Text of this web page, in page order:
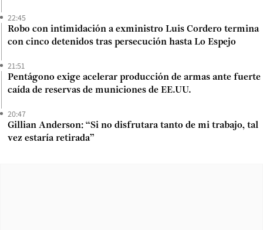
22:45
Robo con intimidación a exministro Luis Cordero termina
con cinco detenidos tras persecución hasta Lo Espejo
21:51
Pentágono exige acelerar producción de armas ante fuerte
caída de reservas de municiones de EE.UU.
20:47
Gillian Anderson: “Si no disfrutara tanto de mi trabajo, tal
vez estaría retirada”